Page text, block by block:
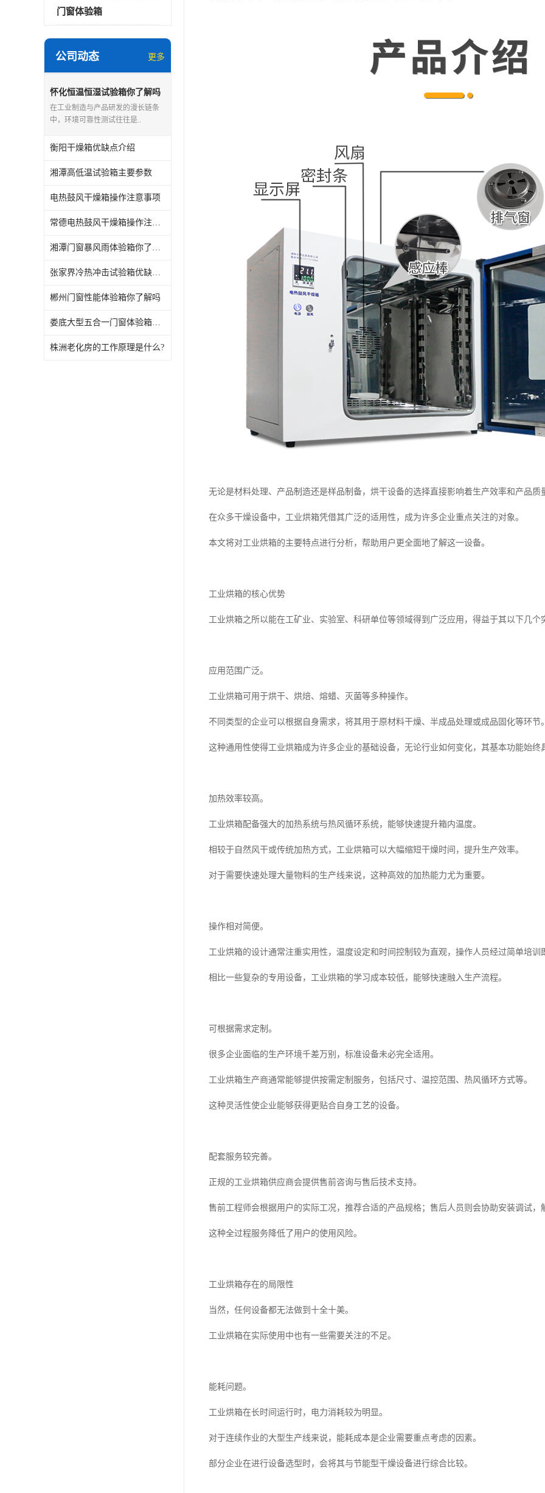
门窗体验箱
公司动态 更多
怀化恒温恒湿试验箱你了解吗
在工业制造与产品研发的漫长链条
中，环境可靠性测试往往是..
衡阳干燥箱优缺点介绍
湘潭高低温试验箱主要参数
电热鼓风干燥箱操作注意事项
常德电热鼓风干燥箱操作注意事项
湘潭门窗暴风雨体验箱你了解吗
张家界冷热冲击试验箱优缺点介绍
郴州门窗性能体验箱你了解吗
娄底大型五合一门窗体验箱该怎么维护?
株洲老化房的工作原理是什么?
无论是材料处理、产品制造还是样品制备，烘干设备的选择直接影响着生产效率和产品质
在众多干燥设备中，工业烘箱凭借其广泛的适用性，成为许多企业重点关注的对象。
本文将对工业烘箱的主要特点进行分析，帮助用户更全面地了解这一设备。
工业烘箱的核心优势
工业烘箱之所以能在工矿业、实验室、科研单位等领域得到广泛应用，得益于其以下几个
应用范围广泛。
工业烘箱可用于烘干、烘焙、熔蜡、灭菌等多种操作。
不同类型的企业可以根据自身需求，将其用于原材料干燥、半成品处理或成品固化等环节
这种通用性使得工业烘箱成为许多企业的基础设备，无论行业如何变化，其基本功能始终
加热效率较高。
工业烘箱配备强大的加热系统与热风循环系统，能够快速提升箱内温度。
相较于自然风干或传统加热方式，工业烘箱可以大幅缩短干燥时间，提升生产效率。
对于需要快速处理大量物料的生产线来说，这种高效的加热能力尤为重要。
操作相对简便。
工业烘箱的设计通常注重实用性，温度设定和时间控制较为直观，操作人员经过简单培训
相比一些复杂的专用设备，工业烘箱的学习成本较低，能够快速融入生产流程。
可根据需求定制。
很多企业面临的生产环境千差万别，标准设备未必完全适用。
工业烘箱生产商通常能够提供按需定制服务，包括尺寸、温控范围、热风循环方式等。
这种灵活性使企业能够获得更贴合自身工艺的设备。
配套服务较完善。
正规的工业烘箱供应商会提供售前咨询与售后技术支持。
售前工程师会根据用户的实际工况，推荐合适的产品规格；售后人员则会协助安装调试，
这种全过程服务降低了用户的使用风险。
工业烘箱存在的局限性
当然，任何设备都无法做到十全十美。
工业烘箱在实际使用中也有一些需要关注的不足。
能耗问题。
工业烘箱在长时间运行时，电力消耗较为明显。
对于连续作业的大型生产线来说，能耗成本是企业需要重点考虑的因素。
部分企业在进行设备选型时，会将其与节能型干燥设备进行综合比较。